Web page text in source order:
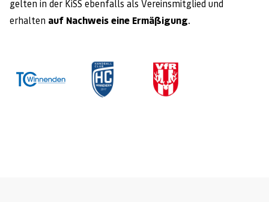
gelten in der KiSS ebenfalls als Vereinsmitglied und
erhalten auf Nachweis eine Ermäßigung.